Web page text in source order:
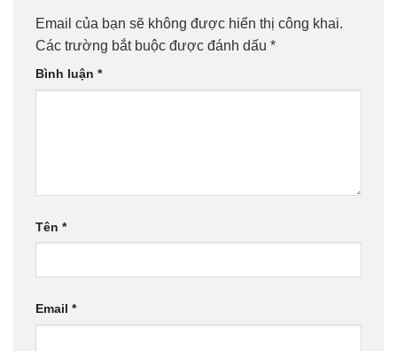
Email của bạn sẽ không được hiển thị công khai.
Các trường bắt buộc được đánh dấu *
Bình luận *
Tên *
Email *